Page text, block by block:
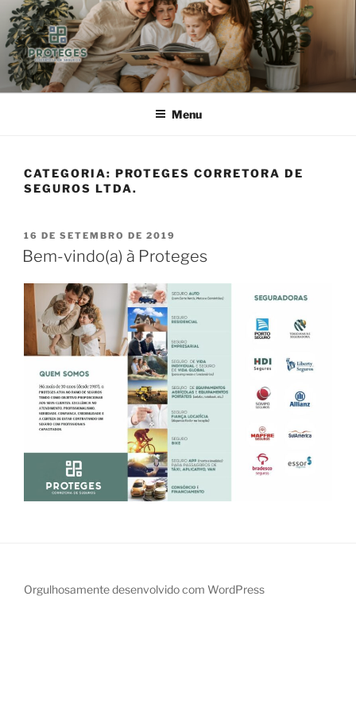
Pular
para
o
conteúdo
PROTEGES
CORRETORA DE SEGUROS
Menu
CATEGORIA: PROTEGES CORRETORA DE
SEGUROS LTDA.
PUBLICADO
EM
16 DE SETEMBRO DE 2019
Bem-vindo(a) à Proteges
Orgulhosamente desenvolvido com WordPress